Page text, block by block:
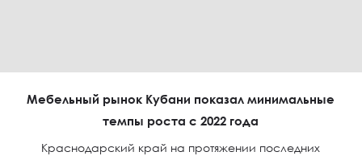
Мебельный рынок Кубани показал минимальные
темпы роста с 2022 года
Краснодарский край на протяжении последних